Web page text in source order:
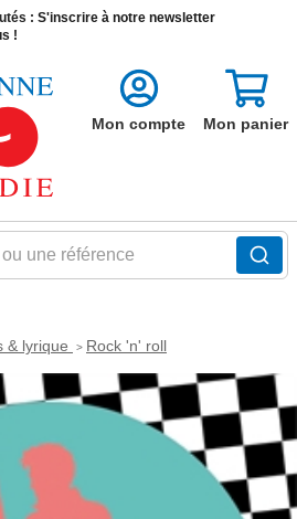
: S'inscrire à notre newsletter
!
une référence
Mon compte Mon panier
& lyrique > Rock 'n' roll